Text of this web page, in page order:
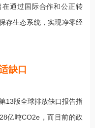
在通过国际合作和公正转
存生态系统，实现净零经
缺口
13版全球排放缺口报告指
亿吨CO2e，而目前的政